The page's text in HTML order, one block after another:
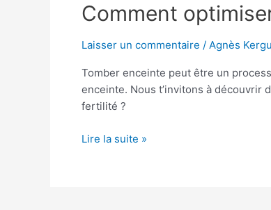
Comment
Laisser un commentaire / Agnès
Tomber enceinte peut être un
enceinte. Nous t’invitons à
fertilité ?
Comment
optimiser
ses
de
tomber
enceinte
Lire la suite »